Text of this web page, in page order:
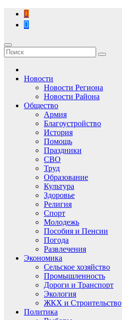
Перейти
содержимому
Новости
Новости Региона
Новости Района
Общество
Армия
Благоустройство
История
Помощь
Праздники
СВО
Труд
Образование
Культура
Здоровье
Религия
Спорт
Молодежь
Пособия и Пенсии
Погода
Развлечения
Экономика
Сельское хозяйство
Промышленность
Дороги и Транспорт
Экология
ЖКХ и Строительство
Политика